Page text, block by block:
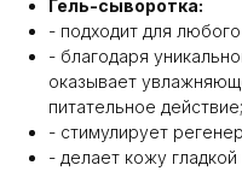
Гель-сыворотка:
- подходит для
- благодаря
оказывает
питательное действие;
- стимулирует
- делает кожу гладкой